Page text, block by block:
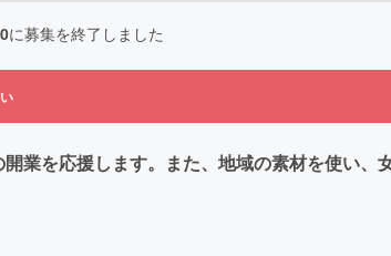
に募集を終了しました
業を応援します。また、地域の素材を使い、